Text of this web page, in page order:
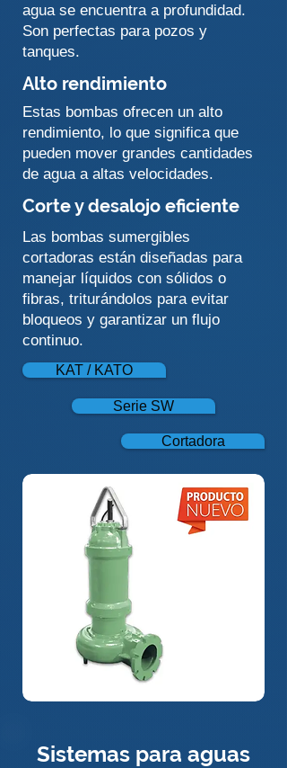
agua se encuentra a profundidad.
Son perfectas para pozos y
tanques.
Alto rendimiento
Estas bombas ofrecen un alto
rendimiento, lo que significa que
pueden mover grandes cantidades
de agua a altas velocidades.
Corte y desalojo eficiente
Las bombas sumergibles
cortadoras están diseñadas para
manejar líquidos con sólidos o
fibras, triturándolos para evitar
bloqueos y garantizar un flujo
continuo.
KAT / KATO
Serie SW
Cortadora
Sistemas para aguas